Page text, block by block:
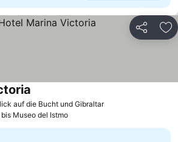
Teilen
auf die Bucht und GibraltarPreise sehen
Museo del Istmo